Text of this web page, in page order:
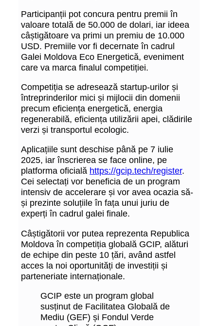
Participanții pot concura pentru premii în
valoare totală de 50.000 de dolari, iar ideea
câștigătoare va primi un premiu de 10.000
USD. Premiile vor fi decernate în cadrul
Galei Moldova Eco Energetică, eveniment
care va marca finalul competiției.
Competiția se adresează startup-urilor și
întreprinderilor mici și mijlocii din domenii
precum eficiența energetică, energia
regenerabilă, eficiența utilizării apei, clădirile
verzi și transportul ecologic.
Aplicațiile sunt deschise până pe 7 iulie
2025, iar înscrierea se face online, pe
platforma oficială https://gcip.tech/register.
Cei selectați vor beneficia de un program
intensiv de accelerare și vor avea ocazia să-
și prezinte soluțiile în fața unui juriu de
experți în cadrul galei finale.
Câștigătorii vor putea reprezenta Republica
Moldova în competiția globală GCIP, alături
de echipe din peste 10 țări, având astfel
acces la noi oportunități de investiții și
parteneriate internaționale.
GCIP este un program global
susținut de Facilitatea Globală de
Mediu (GEF) și Fondul Verde